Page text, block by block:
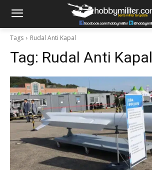
Tags Rudal Anti Kapal
Tag: Rudal Anti Kapal